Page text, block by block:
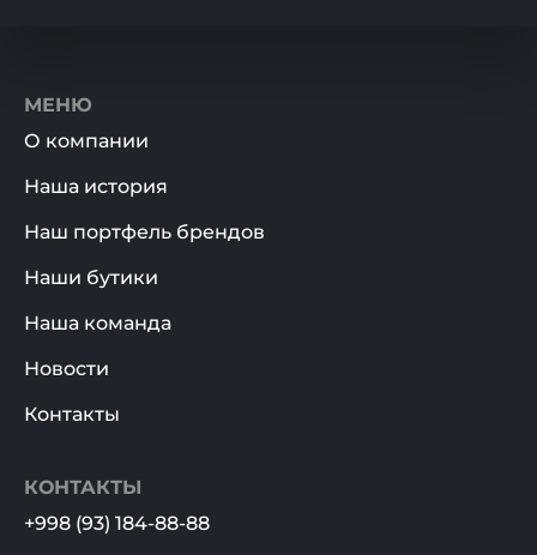
МЕНЮ
О компании
Наша история
Наш портфель брендов
Наши бутики
Наша команда
Новости
Контакты
КОНТАКТЫ
+998 (93) 184-88-88